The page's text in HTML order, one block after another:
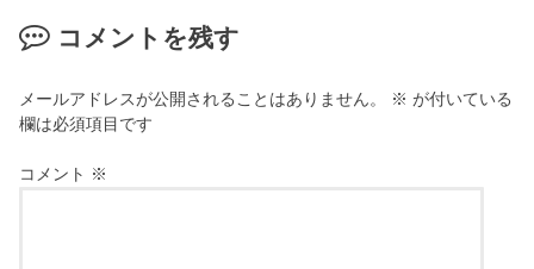
コメントを残す
メールアドレスが公開されることはありません。 ※ が付いている
欄は必須項目です
コメント ※